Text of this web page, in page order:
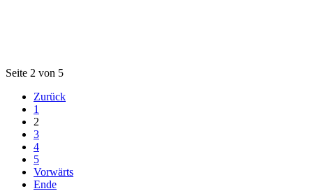
Seite 2 von 5
Zurück
1
2
3
4
5
Vorwärts
Ende